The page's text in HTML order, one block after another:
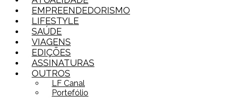
EMPREENDEDORISMO
LIFESTYLE
SAÚDE
VIAGENS
EDIÇÕES
ASSINATURAS
OUTROS
LF Canal
Portefólio